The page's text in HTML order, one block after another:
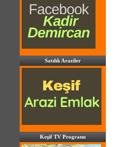
Satılık Araziler
Keşif TV Programı